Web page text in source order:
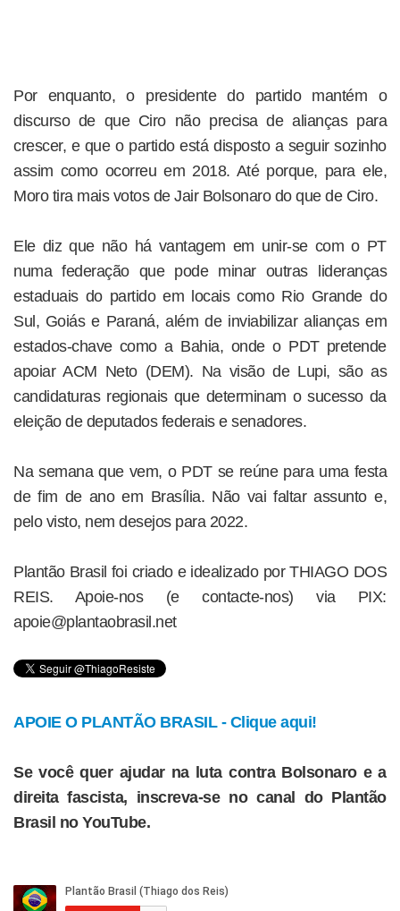
Por enquanto, o presidente do partido mantém o
discurso de que Ciro não precisa de alianças para
crescer, e que o partido está disposto a seguir sozinho
assim como ocorreu em 2018. Até porque, para ele,
Moro tira mais votos de Jair Bolsonaro do que de Ciro.
Ele diz que não há vantagem em unir-se com o PT
numa federação que pode minar outras lideranças
estaduais do partido em locais como Rio Grande do
Sul, Goiás e Paraná, além de inviabilizar alianças em
estados-chave como a Bahia, onde o PDT pretende
apoiar ACM Neto (DEM). Na visão de Lupi, são as
candidaturas regionais que determinam o sucesso da
eleição de deputados federais e senadores.
Na semana que vem, o PDT se reúne para uma festa
de fim de ano em Brasília. Não vai faltar assunto e,
pelo visto, nem desejos para 2022.
Plantão Brasil foi criado e idealizado por THIAGO DOS
REIS. Apoie-nos (e contacte-nos) via PIX:
apoie@plantaobrasil.net
APOIE O PLANTÃO BRASIL - Clique aqui!
Se você quer ajudar na luta contra Bolsonaro e a
direita fascista, inscreva-se no canal do Plantão
Brasil no YouTube.